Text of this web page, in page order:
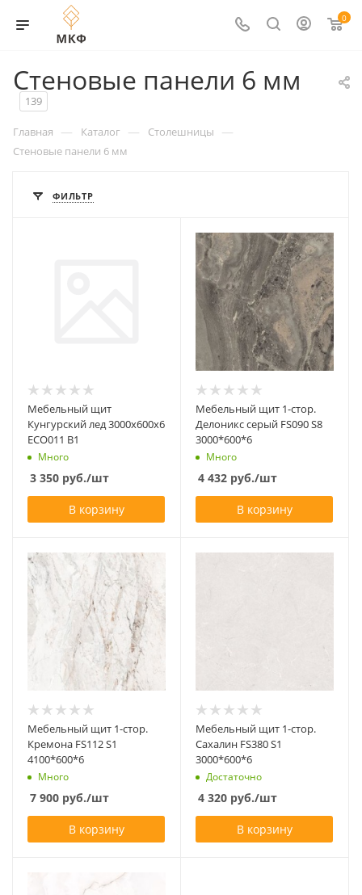
0
Стеновые панели 6 мм
139
Главная — Каталог — Столешницы —
Стеновые панели 6 мм
ФИЛЬТР
Мебельный щит
Кунгурский лед 3000х600х6
ECO011 B1
Много
3 350 руб./шт
В корзину
Мебельный щит 1-стор.
Делоникс серый FS090 S8
3000*600*6
Много
4 432 руб./шт
В корзину
Мебельный щит 1-стор.
Кремона FS112 S1
4100*600*6
Много
7 900 руб./шт
В корзину
Мебельный щит 1-стор.
Сахалин FS380 S1
3000*600*6
Достаточно
4 320 руб./шт
В корзину